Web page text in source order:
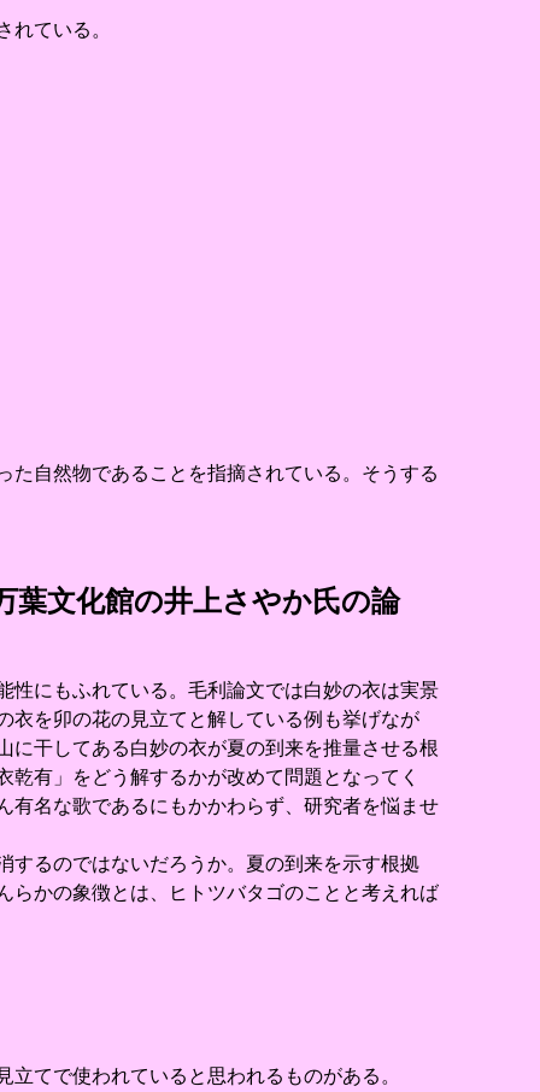
ている。
自然物であることを指摘されている。そうする
葉文化館の井上さやか氏の論
にもふれている。毛利論文では白妙の衣は実景
衣を卯の花の見立てと解している例も挙げなが
に干してある白妙の衣が夏の到来を推量させる根
有」をどう解するかが改めて問題となってく
有名な歌であるにもかかわらず、研究者を悩ませ
るのではないだろうか。夏の到来を示す根拠
らかの象徴とは、ヒトツバタゴのことと考えれば
てで使われていると思われるものがある。